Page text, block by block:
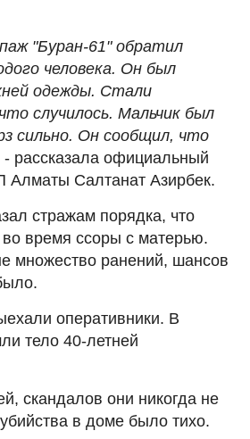
"Буран-61" обратил
человека. Он был
одежды. Стали
случилось. Мальчик был
сильно. Он сообщил, что
- рассказала официальный
Алматы Салтанат Азирбек.
стражам порядка, что
во время ссоры с матерью.
множество ранений, шансов
оперативники. В
тело 40-летней
скандалов они никогда не
в доме было тихо.